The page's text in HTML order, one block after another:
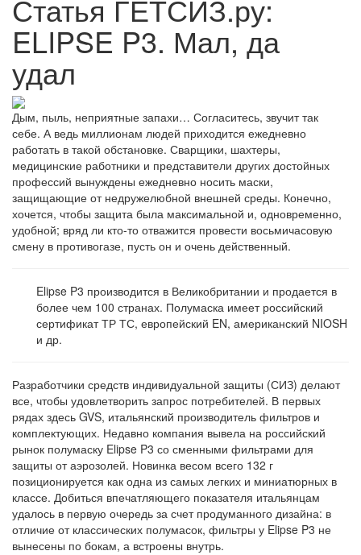
Статья ГЕТСИЗ.ру:
ELIPSE P3. Мал, да
удал
Дым, пыль, неприятные запахи… Согласитесь, звучит так
себе. А ведь миллионам людей приходится ежедневно
работать в такой обстановке. Сварщики, шахтеры,
медицинские работники и представители других достойных
профессий вынуждены ежедневно носить маски,
защищающие от недружелюбной внешней среды. Конечно,
хочется, чтобы защита была максимальной и, одновременно,
удобной; вряд ли кто-то отважится провести восьмичасовую
смену в противогазе, пусть он и очень действенный.
Elipse P3 производится в Великобритании и продается в
более чем 100 странах. Полумаска имеет российский
сертификат ТР ТС, европейский EN, американский NIOSH
и др.
Разработчики средств индивидуальной защиты (СИЗ) делают
все, чтобы удовлетворить запрос потребителей. В первых
рядах здесь GVS, итальянский производитель фильтров и
комплектующих. Недавно компания вывела на российский
рынок полумаску Elipse P3 со сменными фильтрами для
защиты от аэрозолей. Новинка весом всего 132 г
позиционируется как одна из самых легких и миниатюрных в
классе. Добиться впечатляющего показателя итальянцам
удалось в первую очередь за счет продуманного дизайна: в
отличие от классических полумасок, фильтры у Elipse P3 не
вынесены по бокам, а встроены внутрь.